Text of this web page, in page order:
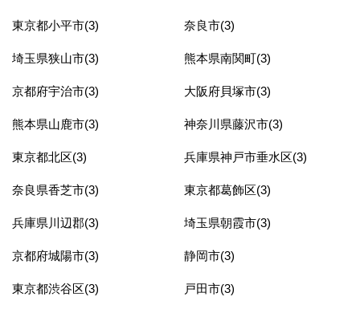
東京都小平市(3) 奈良市(3)
埼玉県狭山市(3) 熊本県南関町(3)
京都府宇治市(3) 大阪府貝塚市(3)
熊本県山鹿市(3) 神奈川県藤沢市(3)
東京都北区(3) 兵庫県神戸市垂水区(3)
奈良県香芝市(3) 東京都葛飾区(3)
兵庫県川辺郡(3) 埼玉県朝霞市(3)
京都府城陽市(3) 静岡市(3)
東京都渋谷区(3) 戸田市(3)